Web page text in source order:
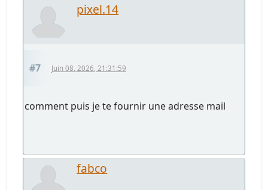
pixel.14
#7 Juin 08, 2026, 21:31:59
comment puis je te fournir une adresse mail
fabco